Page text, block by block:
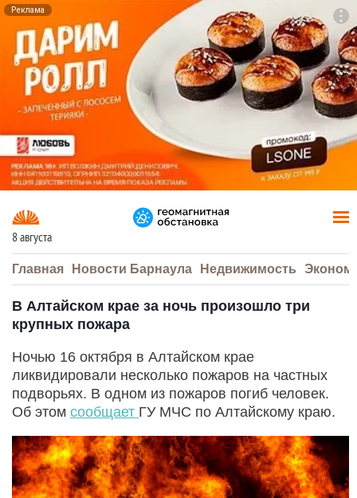
Реклама
8 августа
Главная Новости Барнаула Недвижимость
В Алтайском крае за ночь произошло три
крупных пожара
Ночью 16 октября в Алтайском крае
ликвидировали несколько пожаров на частных
подворьях. В одном из пожаров погиб человек.
Об этом сообщает ГУ МЧС по Алтайскому краю.